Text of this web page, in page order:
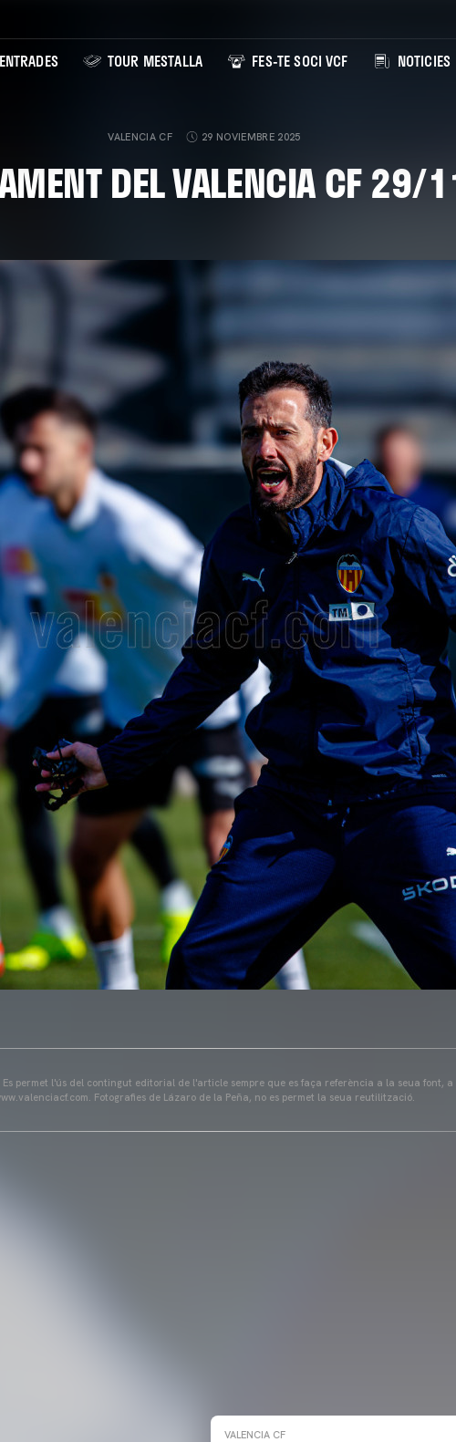
ENTRADES TOUR MESTALLA FES-TE SOCI VCF NOTICIES
VALENCIA CF 29 NOVIEMBRE 2025
DEL VALENCIA CF
Es permet l'ús del contingut editorial de l'article sempre que es faça referència a la seua font,
Fotografies de Lázaro de la Peña, no es permet la seua reutilització.
VALENCIA CF